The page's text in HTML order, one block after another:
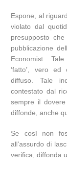
Espone, al
violato dal
presupposto
pubblicazione
Economist.
‘fatto’, vero
diffuso. Tale
contestato dal
sempre il
diffonde, anche
Se così non
all’assurdo di
verifica, diffonda